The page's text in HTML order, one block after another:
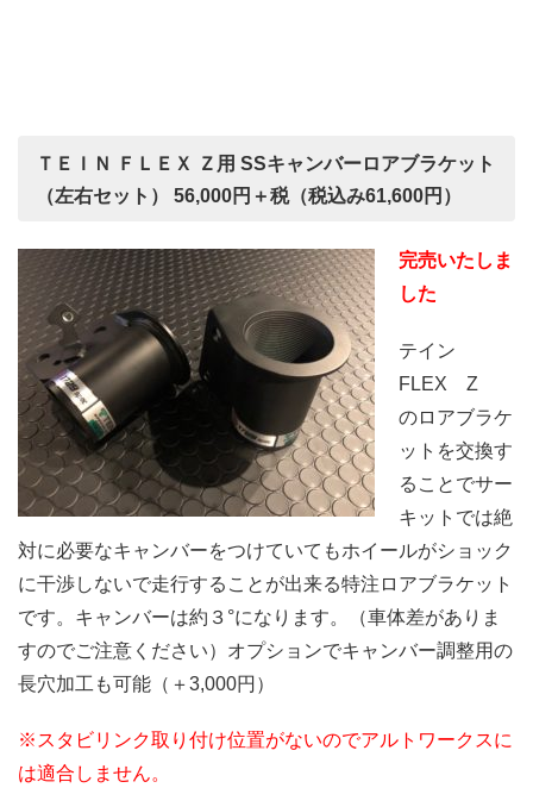
ＴＥＩＮ ＦＬＥＸ Ｚ用 SSキャンバーロアブラケット
（左右セット） 56,000円＋税（税込み61,600円）
完売いたしま
した
テイン
FLEX Z
のロアブラケ
ットを交換す
ることでサー
キットでは絶
対に必要なキャンバーをつけていてもホイールがショック
に干渉しないで走行することが出来る特注ロアブラケット
です。キャンバーは約３°になります。（車体差がありま
すのでご注意ください）オプションでキャンバー調整用の
長穴加工も可能（＋3,000円）
※スタビリンク取り付け位置がないのでアルトワークスに
は適合しません。